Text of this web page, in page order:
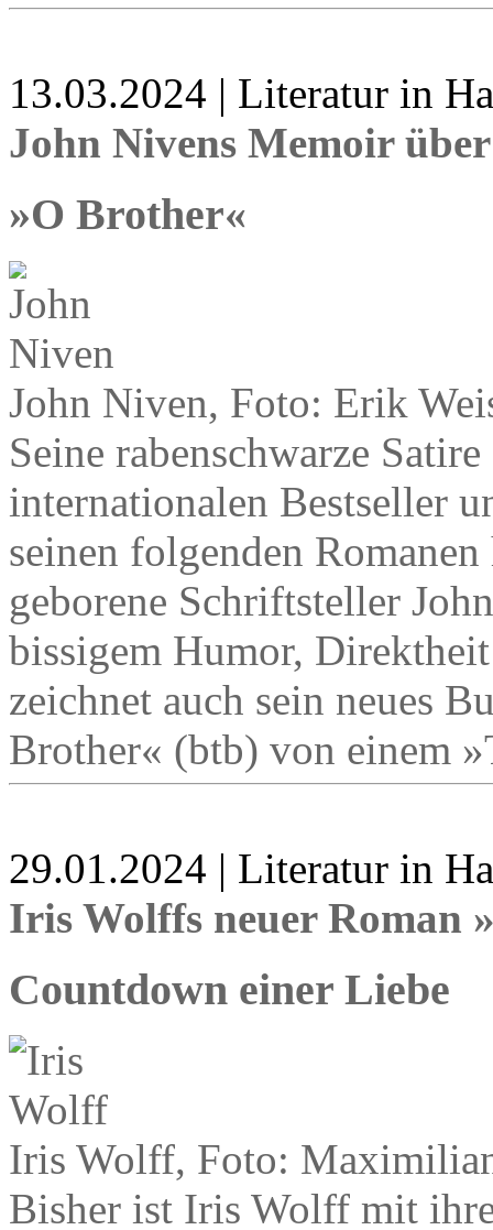
13.03.2024 | Literatur in
John Nivens Memoir
»O Brother«
John Niven, Foto: Erik
Seine rabenschwarze
internationalen Bestseller
seinen folgenden
geborene Schriftsteller
bissigem Humor,
zeichnet auch sein neues
Brother« (btb) von einem
29.01.2024 | Literatur in
Iris Wolffs neuer Roman
Countdown einer Liebe
Iris Wolff, Foto:
Bisher ist Iris Wolff mit